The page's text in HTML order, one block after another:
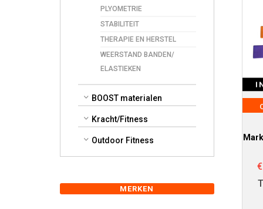
PLYOMETRIE
STABILITEIT
THERAPIE EN HERSTEL
WEERSTAND BANDEN/
ELASTIEKEN
BOOST materialen
Kracht/Fitness
Outdoor Fitness
MERKEN
€